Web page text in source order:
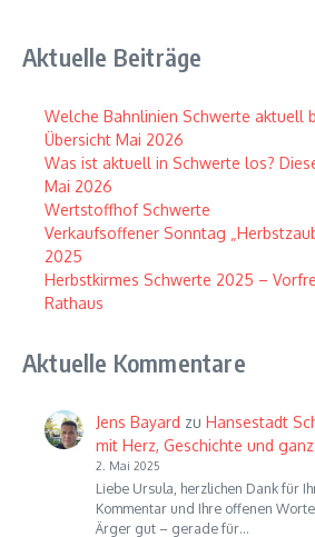
Aktuelle Beiträge
Welche Bahnlinien Schwerte aktuell
Übersicht Mai 2026
Was ist aktuell in Schwerte los?
Mai 2026
Wertstoffhof Schwerte
Verkaufsoffener Sonntag
2025
Herbstkirmes Schwerte 2025 –
Rathaus
Aktuelle Kommentare
Jens Bayard zu Hansestadt
mit Herz, Geschichte und
2. Mai 2025
Liebe Ursula, herzlichen Dank für
Kommentar und Ihre offenen
Ärger gut – gerade für…